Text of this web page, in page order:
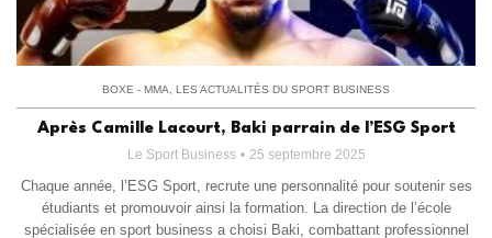
BOXE - MMA, LES ACTUALITÉS DU SPORT BUSINESS
Après Camille Lacourt, Baki parrain de l’ESG Sport
Le Sport Business 25 septembre 2025
Chaque année, l’ESG Sport, recrute une personnalité pour soutenir ses
étudiants et promouvoir ainsi la formation. La direction de l’école
spécialisée en sport business a choisi Baki, combattant professionnel